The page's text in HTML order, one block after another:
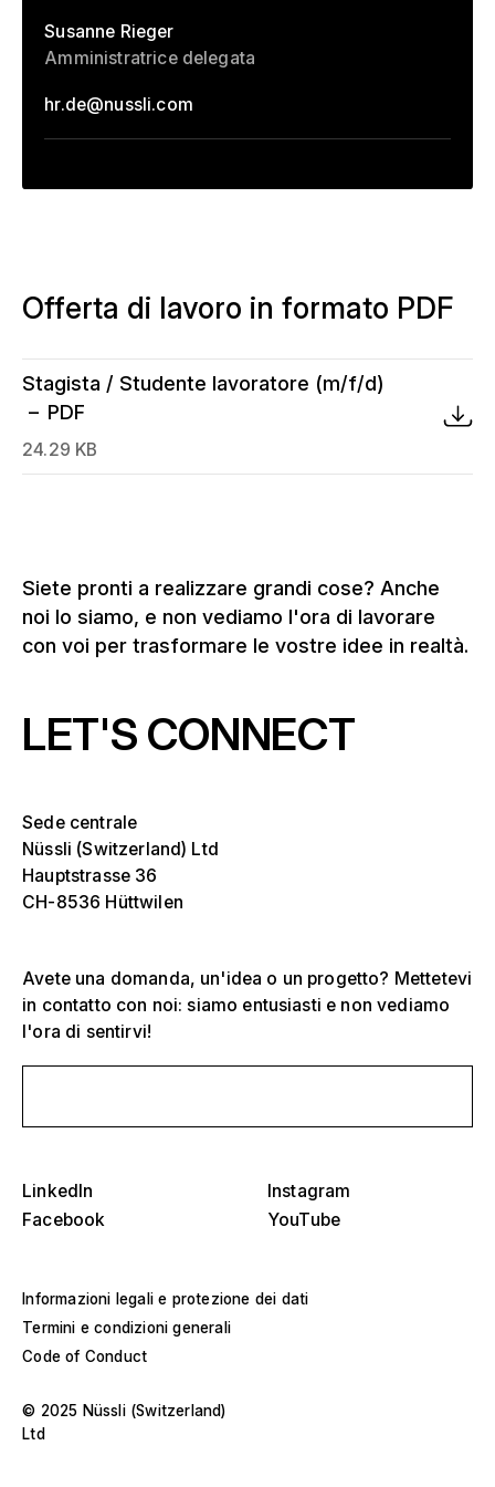
Susanne Rieger
Amministratrice delegata
hr.de@nussli.com
Offerta di lavoro in formato PDF
Stagista / Studente lavoratore (m/f/d)
PDF
24.29 KB
Siete pronti a realizzare grandi cose? Anche
noi lo siamo, e non vediamo l'ora di lavorare
con voi per trasformare le vostre idee in realtà.
LET'S CONNECT
Sede centrale
Nüssli (Switzerland) Ltd
Hauptstrasse 36
CH-8536 Hüttwilen
LinkedIn
Instagram
Facebook
YouTube
Avete una domanda, un'idea o un progetto? Mettetevi
in contatto con noi: siamo entusiasti e non vediamo
l'ora di sentirvi!
© 2025 Nüssli (Switzerland)
Ltd
Informazioni legali e protezione dei dati
Termini e condizioni generali
Code of Conduct
Seleziona uno o più
Strutture per eventi
Progetti speciali e costruzioni personalizzate
America
Medio Oriente e Africa
Asia e Pacifico